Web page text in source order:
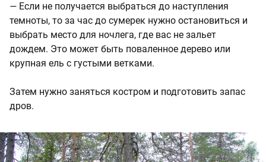
— Если не получается выбраться до наступления
темноты, то за час до сумерек нужно остановиться и
выбрать место для ночлега, где вас не зальет
дождем. Это может быть поваленное дерево или
крупная ель с густыми ветками.
Затем нужно заняться костром и подготовить запас
дров.